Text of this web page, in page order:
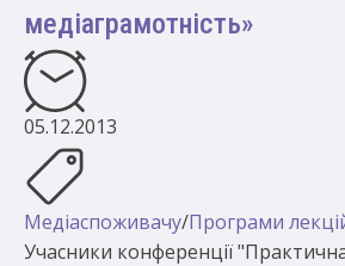
медіаграмотність»
05.12.2013
Медіаспоживачу/Програми
Учасники конференції